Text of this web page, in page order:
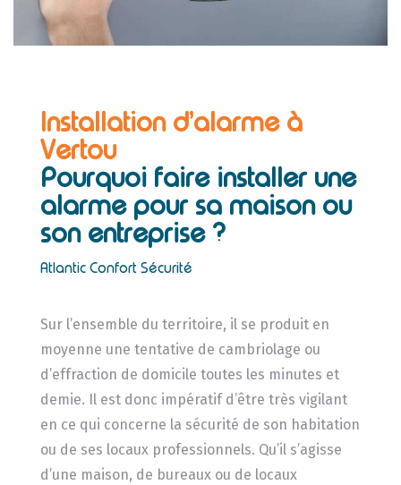
Installation d’alarme à
Vertou
Pourquoi faire installer une
alarme pour sa maison ou
son entreprise ?
Atlantic Confort Sécurité
Sur l’ensemble du territoire, il se produit en
moyenne une tentative de cambriolage ou
d’effraction de domicile toutes les minutes et
demie. Il est donc impératif d’être très vigilant
en ce qui concerne la sécurité de son habitation
ou de ses locaux professionnels. Qu’il s’agisse
d’une maison, de bureaux ou de locaux